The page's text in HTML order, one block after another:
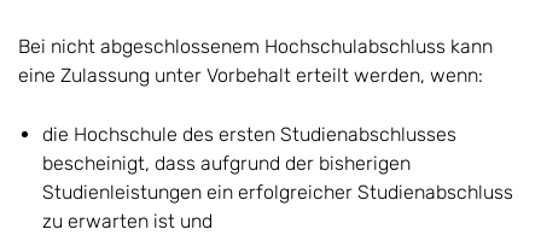
Bei nicht abgeschlossenem Hochschulabschluss kann
eine Zulassung unter Vorbehalt erteilt werden, wenn:
die Hochschule des ersten Studienabschlusses
bescheinigt, dass aufgrund der bisherigen
Studienleistungen ein erfolgreicher Studienabschluss
zu erwarten ist und